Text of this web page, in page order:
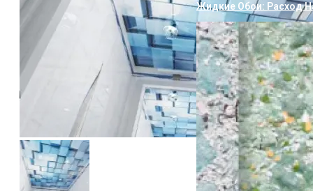
Жидкие Обои: Расход